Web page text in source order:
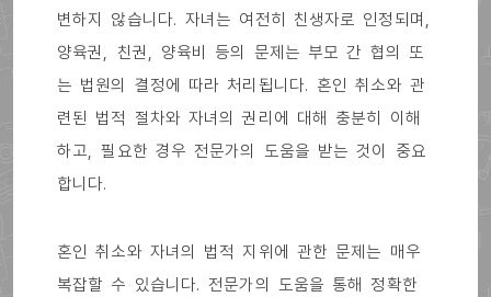
변하지 않습니다. 자녀는 여전히 친생자로 인정되며,
양육권, 친권, 양육비 등의 문제는 부모 간 협의 또
는 법원의 결정에 따라 처리됩니다. 혼인 취소와 관
련된 법적 절차와 자녀의 권리에 대해 충분히 이해
하고, 필요한 경우 전문가의 도움을 받는 것이 중요
합니다.
혼인 취소와 자녀의 법적 지위에 관한 문제는 매우
복잡할 수 있습니다. 전문가의 도움을 통해 정확한